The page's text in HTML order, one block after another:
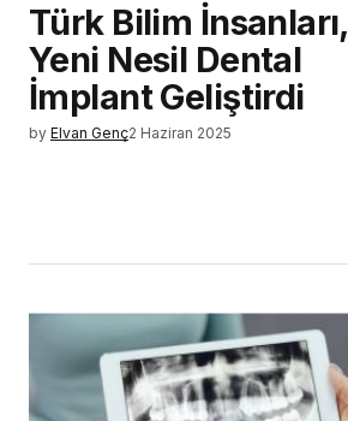
Türk Bilim İnsanları,
Yeni Nesil Dental
İmplant Geliştirdi
by Elvan Genç2 Haziran 2025